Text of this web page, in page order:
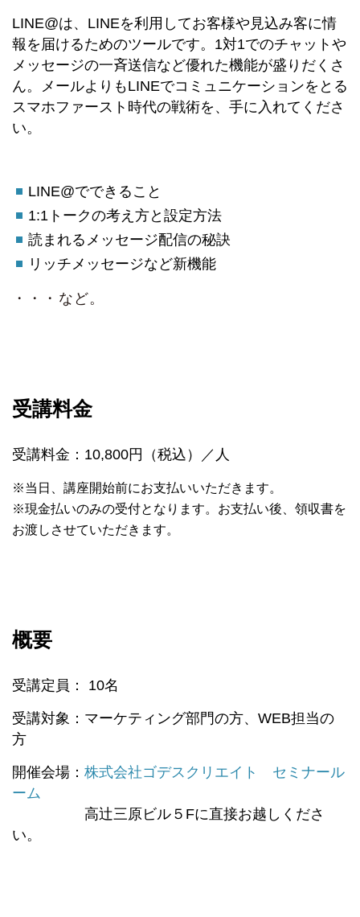
LINE@は、LINEを利用してお客様や見込み客に情
報を届けるためのツールです。1対1でのチャットや
メッセージの一斉送信など優れた機能が盛りだくさ
ん。メールよりもLINEでコミュニケーションをとる
スマホファースト時代の戦術を、手に入れてくださ
い。
LINE@でできること
1:1トークの考え方と設定方法
読まれるメッセージ配信の秘訣
リッチメッセージなど新機能
・・・など。
受講料金
受講料金：10,800円（税込）／人
※当日、講座開始前にお支払いいただきます。
※現金払いのみの受付となります。 お支払い後、領収書を
お渡しさせていただきます。
概要
受講定員： 10名
受講対象：マーケティング部門の方、WEB担当の
方
開催会場： 株式会社ゴデスクリエイト セミナール
ーム
高辻三原ビル５Fに直接お越しくださ
い。